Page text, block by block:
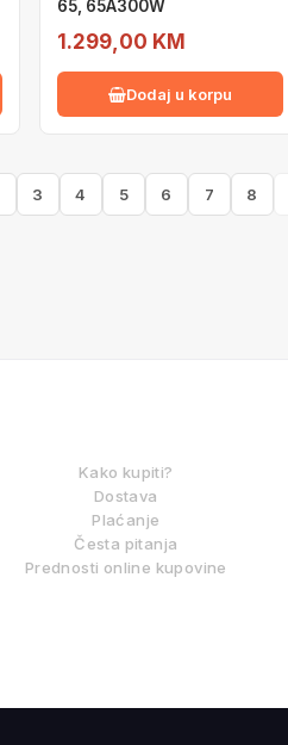
65, 65A300W
1.299,00 KM
Dodaj u korpu
3 4 5 6 7 8
Kako kupiti?
Dostava
Plaćanje
Česta pitanja
Prednosti online kupovine